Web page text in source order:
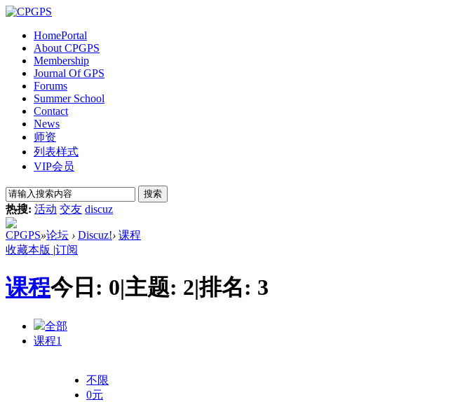
HomePortal
About CPGPS
Membership
Journal Of GPS
Forums
Summer School
Contact
News
师资
列表样式
VIP会员
搜索
热搜: 活动 交友 discuz
CPGPS»论坛 › Discuz!› 课程
收藏本版 |订阅
课程今日: 0|主题: 2|排名: 3
全部
课程1
不限
0元